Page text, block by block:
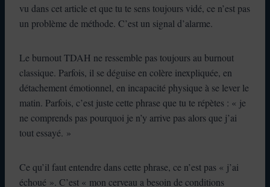
vu dans cet article et que tu te sens toujours vidé, ce n’est pas
un problème de méthode. C’est un signal d’alarme.
Le burnout TDAH ne ressemble pas toujours au burnout
classique. Parfois, il se déguise en colère inexpliquée, en
détachement émotionnel, en incapacité physique à se lever le
matin. Parfois, c’est juste cette phrase que tu te répètes : « je
ne comprends pas pourquoi je n’y arrive pas alors que j’ai
tout essayé. »
Ce qu’il faut entendre dans cette phrase, ce n’est pas « j’ai
échoué ». C’est « mon cerveau a besoin de conditions